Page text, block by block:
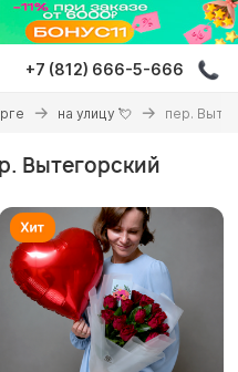
+7 (812) 666-5-666
на улицу 💘 пер.
Вытегорский